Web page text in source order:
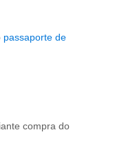
passaporte de
compra do